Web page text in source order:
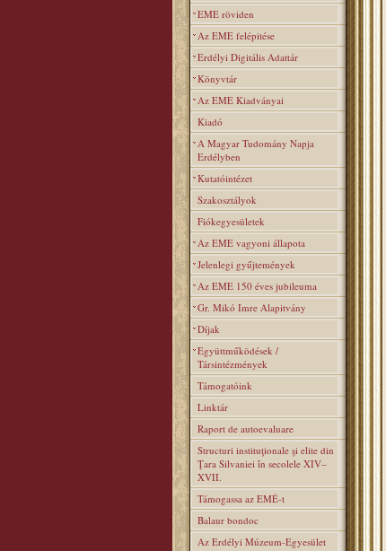
EME röviden
Az EME felépitése
Erdélyi Digitális Adattár
Könyvtár
Az EME Kiadványai
Kiadó
A Magyar Tudomány Napja
Erdélyben
Kutatóintézet
Szakosztályok
Fiókegyesületek
Az EME vagyoni állapota
Jelenlegi gyűjtemények
Az EME 150 éves jubileuma
Gr. Mikó Imre Alapitvány
Díjak
Együttműködések /
Társintézmények
Támogatóink
Linktár
Raport de autoevaluare
Structuri instituţionale şi elite din
Ţara Silvaniei în secolele XIV–
XVII.
Támogassa az EMÉ-t
Balaur bondoc
Az Erdélyi Múzeum-Egyesület